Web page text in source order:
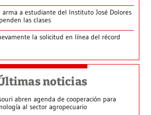
arma a estudiante del Instituto José Dolores
las clases
la solicitud en línea del récord
noticias
abren agenda de cooperación para
al sector agropecuario